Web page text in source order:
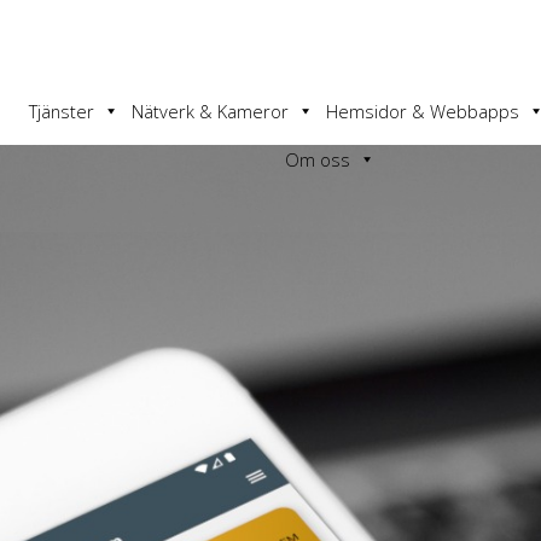
Tjänster Nätverk & Kameror
Hemsidor & Webbapps
Om oss